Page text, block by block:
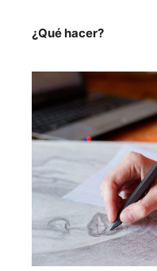
¿Qué hacer?